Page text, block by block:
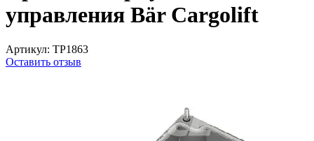
управления Bär Cargolift
Артикул: TP1863
Оставить отзыв